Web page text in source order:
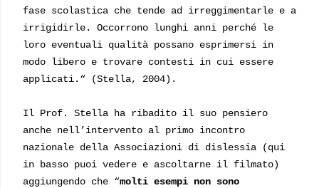
fase scolastica che tende ad irreggimentarle e a
irrigidirle. Occorrono lunghi anni perché le
loro eventuali qualità possano esprimersi in
modo libero e trovare contesti in cui essere
applicati.“ (Stella, 2004).
Il Prof. Stella ha ribadito il suo pensiero
anche nell’intervento al primo incontro
nazionale della Associazioni di dislessia (qui
in basso puoi vedere e ascoltarne il filmato)
aggiungendo che “molti esempi non sono